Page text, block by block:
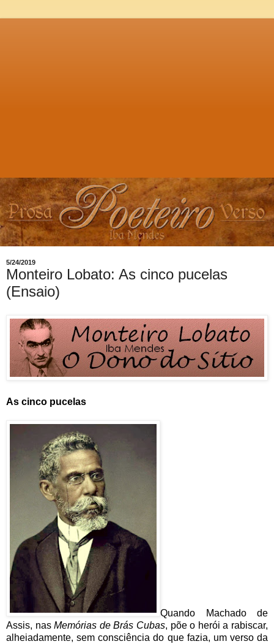
5/24/2019
Monteiro Lobato: As cinco pucelas
(Ensaio)
As cinco pucelas
Quando Machado de
Assis, nasMemórias de Brás Cubas, põe o herói a rabiscar,
alheiadamente, sem consciência do que fazia, um verso da